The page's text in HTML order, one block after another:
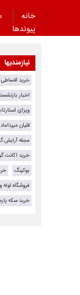
خانه
پیوند‌ها
نیازمندیها
خرید اقساطی
اخبار
ویزای
قلیان میرداماد
مجله آرایش
خرید اکانت
بوکینگ
فروشگاه لوله
خرید سکه